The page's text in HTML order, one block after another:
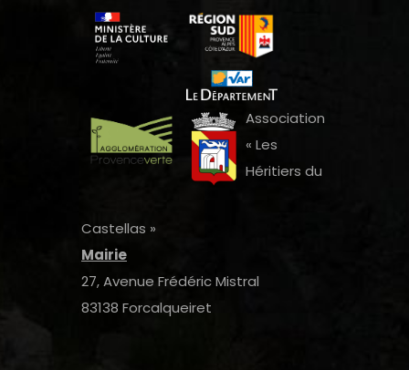
Association
« Les
Héritiers du
Castellas »
Mairie
27, Avenue Frédéric Mistral
83138 Forcalqueiret